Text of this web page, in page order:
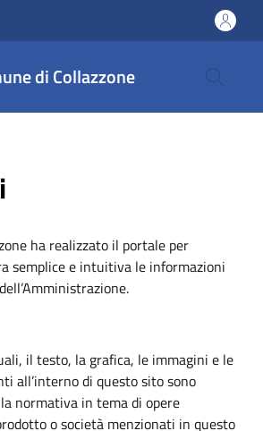
di Collazzone
ha realizzato il portale per
semplice e intuitiva le informazioni
il testo, la grafica, le immagini e le
all’interno di questo sito sono
normativa in tema di opere
o società menzionati in questo